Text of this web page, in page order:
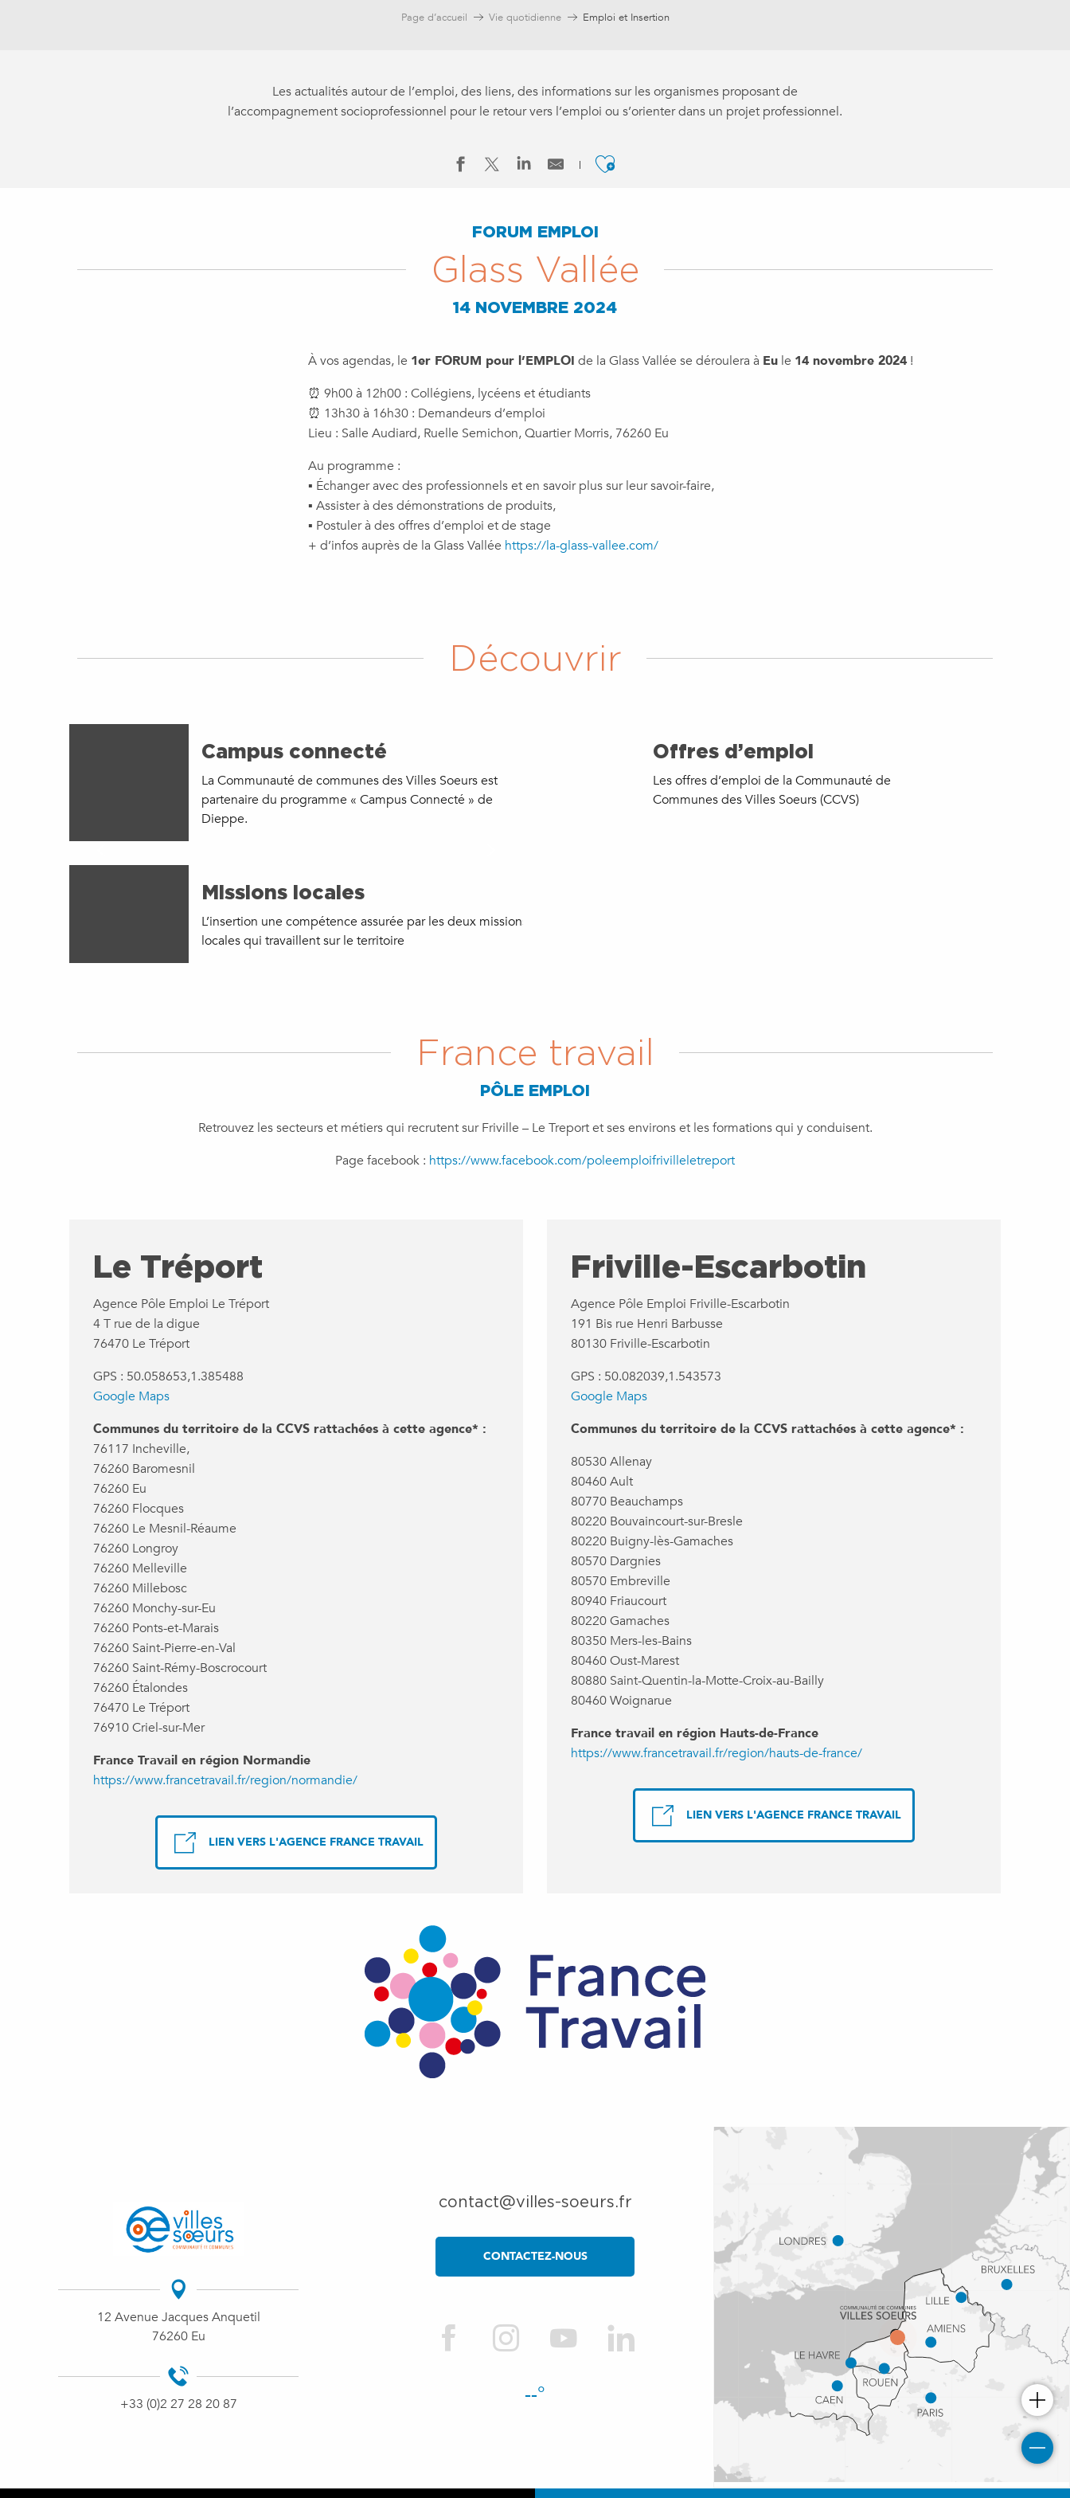
Page d’accueil Vie quotidienne Emploi et Insertion
Les actualités autour de l’emploi, des liens, des informations sur les organismes proposant de
l’accompagnement socioprofessionnel pour le retour vers l’emploi ou s’orienter dans un projet professionnel.
Ajouter aux favoris
FORUM EMPLOI
Glass Vallée
14 NOVEMBRE 2024
À vos agendas, le 1er FORUM pour l’EMPLOI de la Glass Vallée se déroulera à Eu le 14 novembre 2024 !
⏰ 9h00 à 12h00 : Collégiens, lycéens et étudiants
⏰ 13h30 à 16h30 : Demandeurs d’emploi
Lieu : Salle Audiard, Ruelle Semichon, Quartier Morris, 76260 Eu
Au programme :
▪️ Échanger avec des professionnels et en savoir plus sur leur savoir-faire,
▪️ Assister à des démonstrations de produits,
▪️ Postuler à des offres d’emploi et de stage
+ d’infos auprès de la Glass Vallée https://la-glass-vallee.com/
Découvrir
Campus connecté
La Communauté de communes des Villes Soeurs est
partenaire du programme « Campus Connecté » de
Dieppe.
Missions locales
L’insertion une compétence assurée par les deux missions
locales qui travaillent sur le territoire
Offres d’emploi
Les offres d’emploi de la Communauté de
Communes des Villes Soeurs (CCVS)
France travail
PÔLE EMPLOI
Retrouvez les secteurs et métiers qui recrutent sur Friville – Le Treport et ses environs et les formations qui y conduisent.
Page facebook : https://www.facebook.com/poleemploifrivilleletreport
Le Tréport
Agence Pôle Emploi Le Tréport
4 T rue de la digue
76470 Le Tréport
GPS : 50.058653,1.385488
Google Maps
Communes du territoire de la CCVS rattachées à cette agence* :
76117 Incheville,
76260 Baromesnil
76260 Eu
76260 Flocques
76260 Le Mesnil-Réaume
76260 Longroy
76260 Melleville
76260 Millebosc
76260 Monchy-sur-Eu
76260 Ponts-et-Marais
76260 Saint-Pierre-en-Val
76260 Saint-Rémy-Boscrocourt
76260 Étalondes
76470 Le Tréport
76910 Criel-sur-Mer
France Travail en région Normandie
https://www.francetravail.fr/region/normandie/
LIEN VERS L'AGENCE FRANCE TRAVAIL
Friville-Escarbotin
Agence Pôle Emploi Friville-Escarbotin
191 Bis rue Henri Barbusse
80130 Friville-Escarbotin
GPS : 50.082039,1.543573
Google Maps
Communes du territoire de la CCVS rattachées à cette agence* :
80530 Allenay
80460 Ault
80770 Beauchamps
80220 Bouvaincourt-sur-Bresle
80220 Buigny-lès-Gamaches
80570 Dargnies
80570 Embreville
80940 Friaucourt
80220 Gamaches
80350 Mers-les-Bains
80460 Oust-Marest
80880 Saint-Quentin-la-Motte-Croix-au-Bailly
80460 Woignarue
France travail en région Hauts-de-France
https://www.francetravail.fr/region/hauts-de-france/
LIEN VERS L'AGENCE FRANCE TRAVAIL
12 Avenue Jacques Anquetil
76260 Eu
+33 (0)2 27 28 20 87
contact@villes-soeurs.fr
CONTACTEZ-NOUS
--°